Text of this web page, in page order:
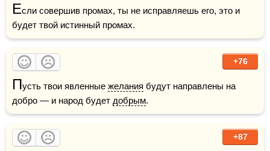
Если совершив промах, ты не исправляешь его, это и
будет твой истинный промах.
+76
Пусть твои явленные желания будут направлены на
добро — и народ будет добрым.
+87